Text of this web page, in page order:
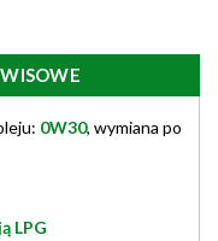
0W30, wymiana po
LPG